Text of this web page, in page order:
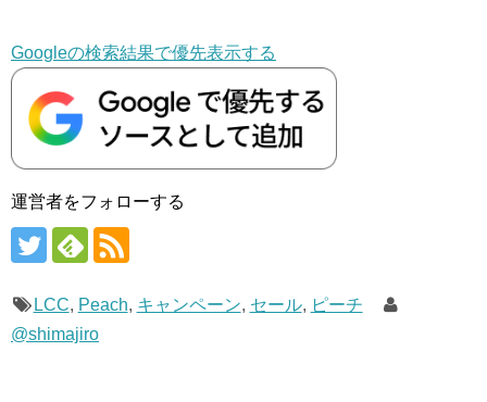
Googleの検索結果で優先表示する
運営者をフォローする
LCC, Peach, キャンペーン, セール, ピーチ
@shimajiro